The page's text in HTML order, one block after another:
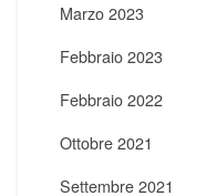
Marzo 2023
Febbraio 2023
Febbraio 2022
Ottobre 2021
Settembre 2021